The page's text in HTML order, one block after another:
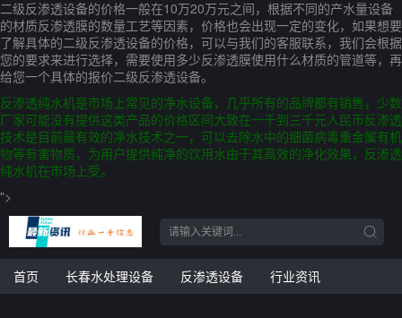
二级反渗透设备的价格一般在10万20万元之间，根据不同的产水量设备
的材质反渗透膜的数量工艺等因素，价格也会出现一定的变化，如果想要
了解具体的二级反渗透设备的价格，可以与我们的客服联系，我们会根据
您的要求来进行选择，需要使用多少反渗透膜使用什么材质的管道等，再
给您一个具体的报价二级反渗透设备。
反渗透纯水机是市场上常见的净水设备，几乎所有的品牌都有销售，少数
厂家可能没有提供这类产品的价格区间大致在一千到三千元人民币反渗透
技术是目前最有效的净水技术之一，可以去除水中的细菌病毒重金属有机
物等有害物质，为用户提供纯净的饮用水由于其高效的净化效果，反渗透
纯水机在市场上受。
">
首页 长春水处理设备 反渗透设备 行业资讯